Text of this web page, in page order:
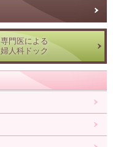
専門医による
婦人科ドック